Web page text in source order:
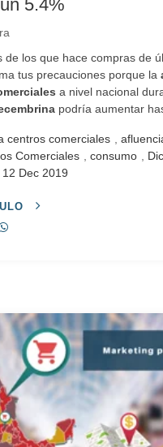
5.4%
de los que hace compras de
tus precauciones porque la
a nivel nacional
podría aumentar
centros comerciales
Comerciales consumo
12 Dec 2019